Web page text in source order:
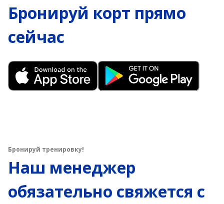
Бронируй корт прямо
сейчас
Бронируй тренировку!
Наш менеджер
обязательно свяжется с